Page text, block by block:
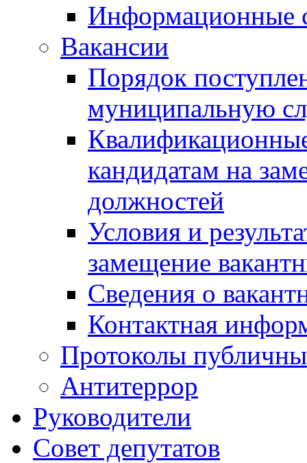
Информационные
Вакансии
Порядок
муниципальную
кандидатам на
должностей
Условия и
замещение
Сведения о
Контактная
Протоколы
Антитеррор
Руководители
Совет депутатов